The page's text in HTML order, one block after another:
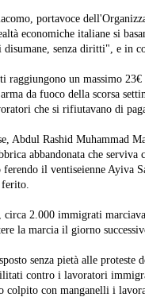
portavoce
economiche italiane si
disumane, senza diritti", e in
raggiungono un massimo
da fuoco della scorsa
che si rifiutavano di
Abdul Rashid Muhammad
abbandonata che
ferendo il ventiseienne
2.000 immigrati
la marcia il giorno
senza pietà alle
contro i lavoratori
colpito con manganelli i